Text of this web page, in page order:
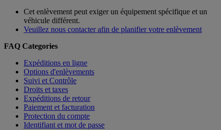
Cet enlèvement peut exiger un équipement spécifique et un
véhicule différent.
Veuillez nous contacter afin de planifier votre enlèvement
FAQ Categories
Expéditions en ligne
Options d'enlèvements
Suivi et Contrôle
Droits et taxes
Expéditions de retour
Paiement et facturation
Protection du compte
Identifiant et mot de passe